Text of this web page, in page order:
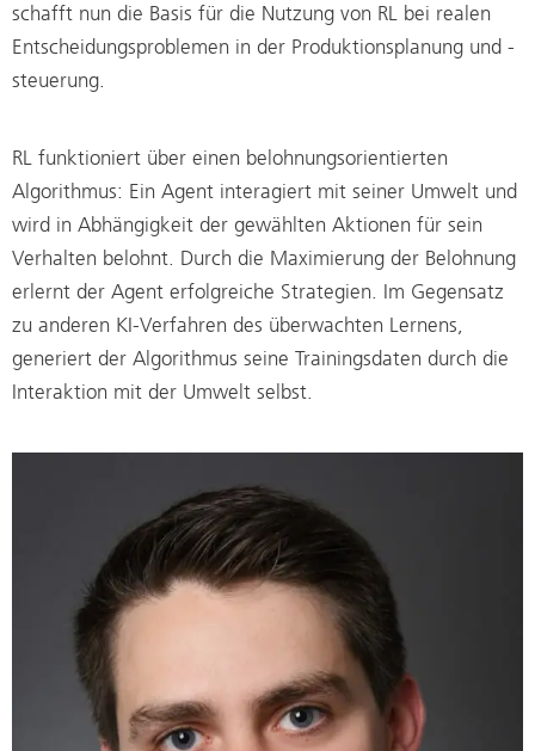
schafft nun die Basis für die Nutzung von RL bei realen
Entscheidungsproblemen in der Produktionsplanung und -
steuerung.
RL funktioniert über einen belohnungsorientierten
Algorithmus: Ein Agent interagiert mit seiner Umwelt und
wird in Abhängigkeit der gewählten Aktionen für sein
Verhalten belohnt. Durch die Maximierung der Belohnung
erlernt der Agent erfolgreiche Strategien. Im Gegensatz
zu anderen KI-Verfahren des überwachten Lernens,
generiert der Algorithmus seine Trainingsdaten durch die
Interaktion mit der Umwelt selbst.